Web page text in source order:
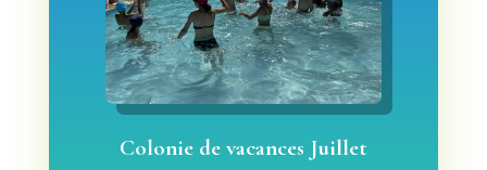
Colonie de vacances Juillet